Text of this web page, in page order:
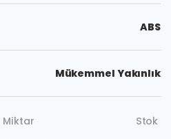
ABS
Mükemmel Yakınlık
Miktar
Stok